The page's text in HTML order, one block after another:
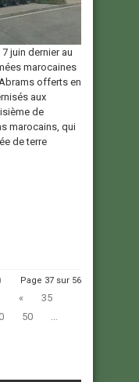
juin dernier au
marocaines
offerts en
aux
de
marocains, qui
de terre
Page 37 sur 56
«
35
50
...